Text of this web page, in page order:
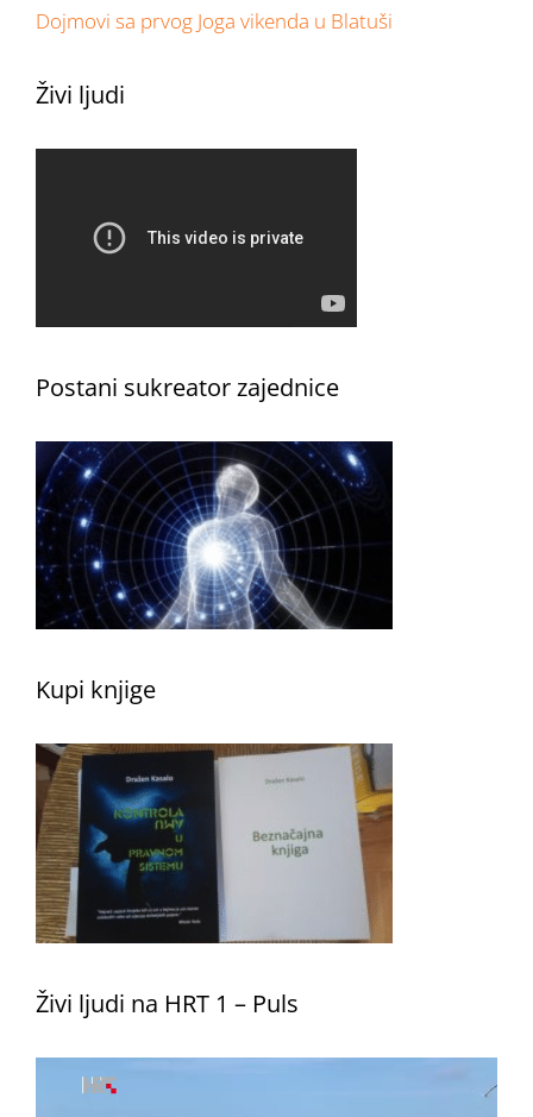
Dojmovi sa prvog Joga vikenda u Blatuši
Živi ljudi
Postani sukreator zajednice
Kupi knjige
Živi ljudi na HRT 1 – Puls
Reproduktor
videozapisa